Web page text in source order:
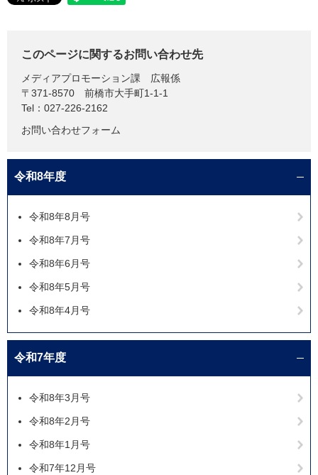
このページに関するお問い合わせ先
メディアプロモーション課
広報係
〒371-8570
前橋市大手町1-1-1
Tel：027-226-2162
お問い合わせフォーム
令和8年度
令和8年8月号
令和8年7月号
令和8年6月号
令和8年5月号
令和8年4月号
令和7年度
令和8年3月号
令和8年2月号
令和8年1月号
令和7年12月号